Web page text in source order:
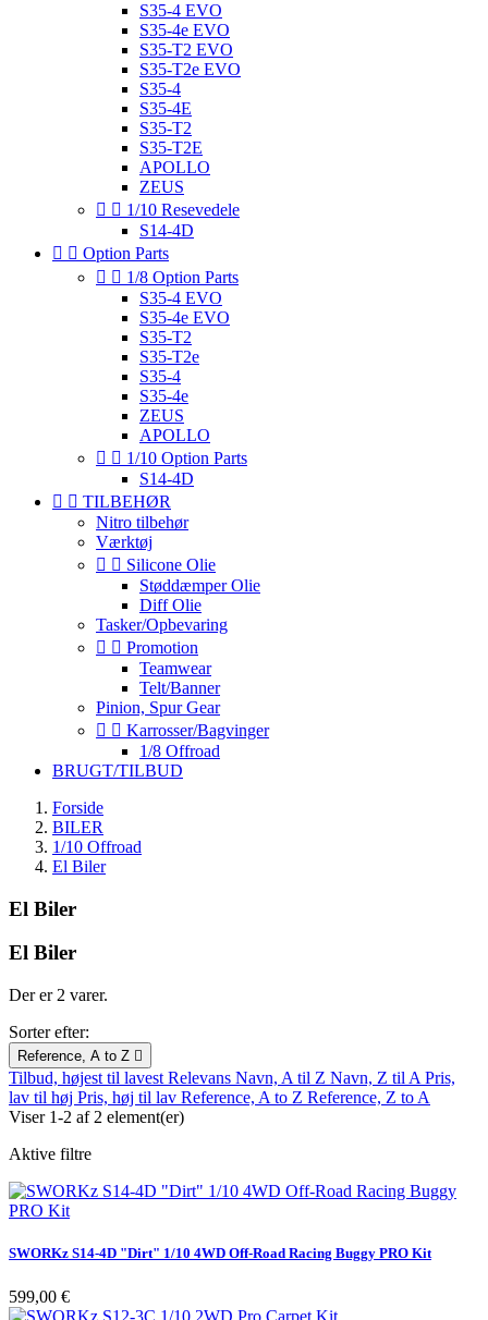
S35-4 EVO
S35-4e EVO
S35-T2 EVO
S35-T2e EVO
S35-4
S35-4E
S35-T2
S35-T2E
APOLLO
ZEUS
  1/10 Resevedele
S14-4D
  Option Parts
  1/8 Option Parts
S35-4 EVO
S35-4e EVO
S35-T2
S35-T2e
S35-4
S35-4e
ZEUS
APOLLO
  1/10 Option Parts
S14-4D
  TILBEHØR
Nitro tilbehør
Værktøj
  Silicone Olie
Støddæmper Olie
Diff Olie
Tasker/Opbevaring
  Promotion
Teamwear
Telt/Banner
Pinion, Spur Gear
  Karrosser/Bagvinger
1/8 Offroad
BRUGT/TILBUD
Forside
BILER
1/10 Offroad
El Biler
El Biler
El Biler
Der er 2 varer.
Sorter efter:
Reference, A to Z 
Tilbud, højest til lavest Relevans Navn, A til Z Navn, Z til A Pris,
lav til høj Pris, høj til lav Reference, A to Z Reference, Z to A
Viser 1-2 af 2 element(er)
Aktive filtre
SWORKz S14-4D "Dirt" 1/10 4WD Off-Road Racing Buggy PRO Kit
Pris
599,00 €